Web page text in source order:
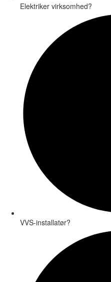
Elektriker virksomhed?
VVS-installatør?